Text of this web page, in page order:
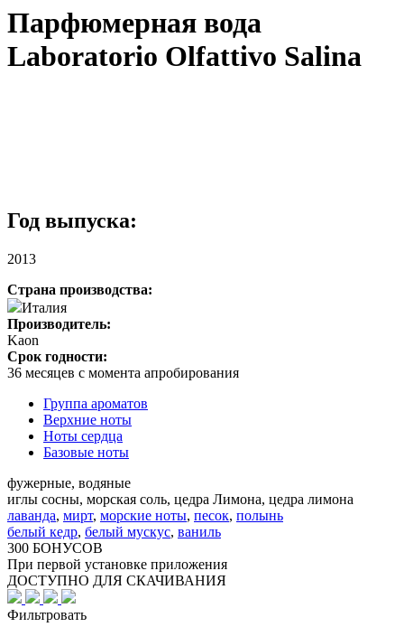
Парфюмерная вода
Laboratorio Olfattivo Salina
Год выпуска:
2013
Страна производства:
Италия
Производитель:
Kaon
Срок годности:
36 месяцев с момента апробирования
Группа ароматов
Верхние ноты
Ноты сердца
Базовые ноты
фужерные, водяные
иглы сосны, морская соль, цедра Лимона, цедра лимона
лаванда, мирт, морские ноты, песок, полынь
белый кедр, белый мускус, ваниль
300 БОНУСОВ
При первой установке приложения
ДОСТУПНО ДЛЯ СКАЧИВАНИЯ
Фильтровать